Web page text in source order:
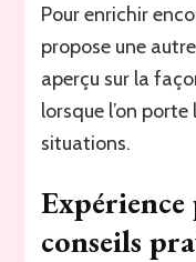
Pour enrichir
propose une
aperçu sur la
lorsque l’on
situations.
conseils